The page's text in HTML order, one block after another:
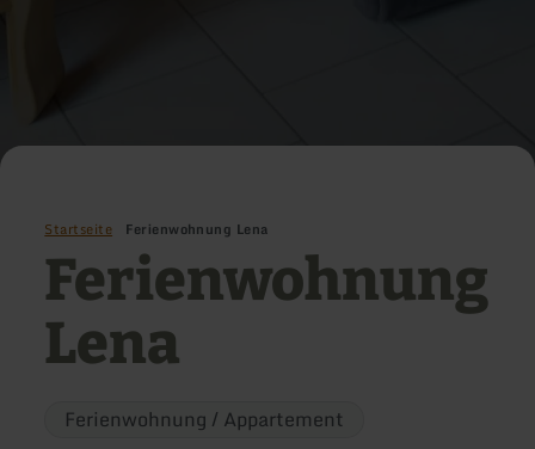
Startseite Ferienwohnung Lena
Ferienwohnung
Lena
Ferienwohnung / Appartement